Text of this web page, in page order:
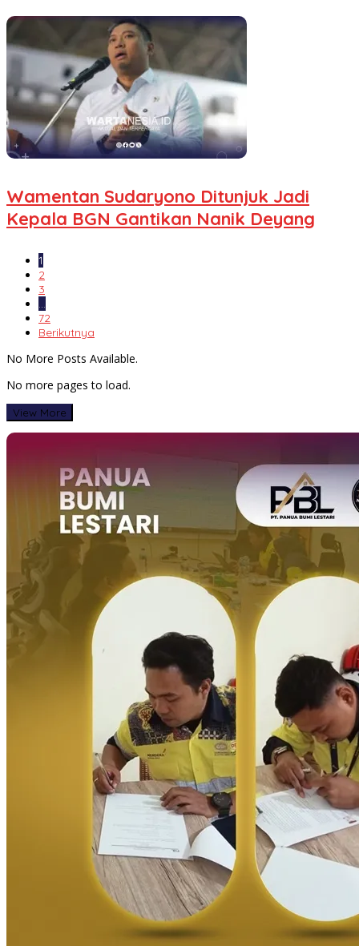
Wamentan Sudaryono Ditunjuk Jadi
Kepala BGN Gantikan Nanik Deyang
1
2
3
…
72
Berikutnya
No More Posts Available.
No more pages to load.
View More